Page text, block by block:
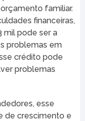
familiar.
financeiras,
mil pode ser a
problemas em
crédito pode
problemas
esse
de crescimento e